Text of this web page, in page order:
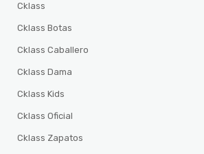
Cklass
Cklass Botas
Cklass Caballero
Cklass Dama
Cklass Kids
Cklass Oficial
Cklass Zapatos